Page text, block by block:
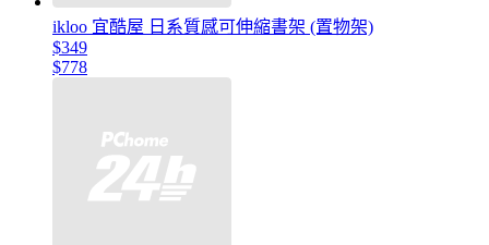
ikloo 宜酷屋 日系質感可伸縮書架 (置物架)
$349
$778